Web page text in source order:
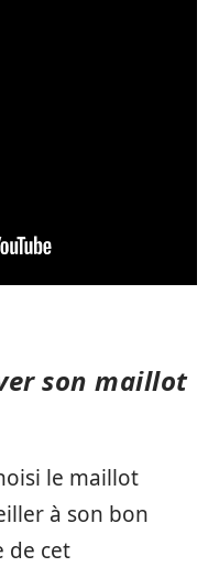
son maillot
le maillot
à son bon
de cet